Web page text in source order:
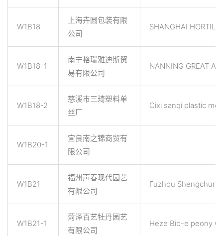
W1B18
上海卉圆包装有限
公司
SHANGHAI
W1B18-1
南宁格瑞雅迪斯贸
易有限公司
NANNING GREAT
W1B18-2
慈溪市三琦塑料单
丝厂
Cixi sanqi plastic
W1B20-1
宜良南之锦商贸有
限公司
W1B21
福州声春现代园艺
有限公司
Fuzhou Shengchun
W1B21-1
菏泽百艺牡丹园艺
有限公司
Heze Bio-e peony